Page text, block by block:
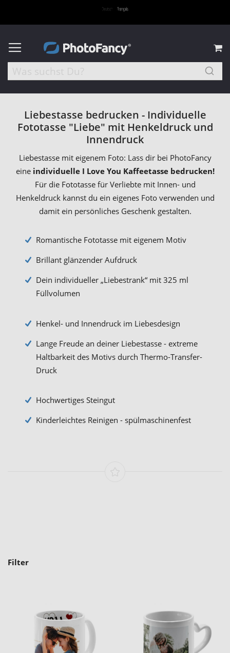
Liebestasse bedrucken - Individuelle
Fototasse "Liebe" mit Henkeldruck und
Innendruck
Liebestasse mit eigenem Foto: Lass dir bei PhotoFancy
eine individuelle I Love You Kaffeetasse bedrucken!
Für die Fototasse für Verliebte mit Innen- und
Henkeldruck kannst du ein eigenes Foto verwenden und
damit ein persönliches Geschenk gestalten.
Romantische Fototasse mit eigenem Motiv
Brillant glänzender Aufdruck
Dein individueller „Liebestrank“ mit 325 ml
Füllvolumen
Henkel- und Innendruck im Liebesdesign
Lange Freude an deiner Liebestasse - extreme
Haltbarkeit des Motivs durch Thermo-Transfer-
Druck
Hochwertiges Steingut
Kinderleichtes Reinigen - spülmaschinenfest
Filter